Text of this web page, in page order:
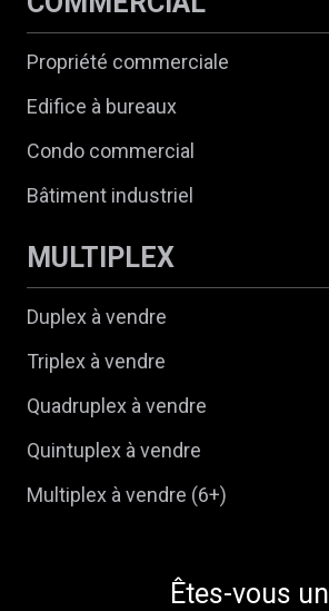
Propriété commerciale
Edifice à bureaux
Condo commercial
Bâtiment industriel
MULTIPLEX
Duplex à vendre
Triplex à vendre
Quadruplex à vendre
Quintuplex à vendre
Multiplex à vendre (6+)
Êtes-vous un